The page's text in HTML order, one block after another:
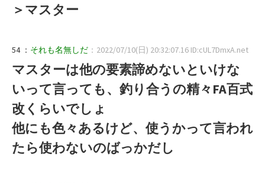
＞マスター
54 ： それも名無しだ ：2022/07/10(日) 20:32:07.16 ID:cUL7DmxA.net
マスターは他の要素諦めないといけな
いって言っても、釣り合うの精々FA百式
改くらいでしょ
他にも色々あるけど、使うかって言われ
たら使わないのばっかだし